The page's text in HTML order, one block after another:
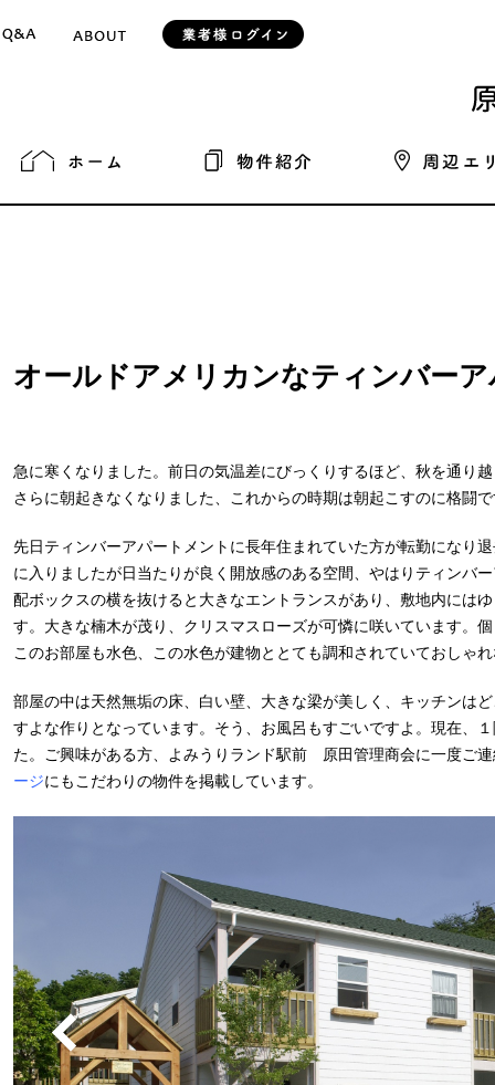
オールドアメリカンなティンバー
急に寒くなりました。前日の気温差にびっくりするほど、秋を通り
さらに朝起きなくなりました、これからの時期は朝起こすのに格闘
先日ティンバーアパートメントに長年住まれていた方が転勤になり
に入りましたが日当たりが良く開放感のある空間、やはりティンバ
配ボックスの横を抜けると大きなエントランスがあり、敷地内には
す。大きな楠木が茂り、クリスマスローズが可憐に咲いています。
このお部屋も水色、この水色が建物ととても調和されていておしゃ
部屋の中は天然無垢の床、白い壁、大きな梁が美しく、キッチンは
すよな作りとなっています。そう、お風呂もすごいですよ。現在、
た。ご興味がある方、よみうりランド駅前 原田管理商会に一度ご
ージにもこだわりの物件を掲載しています。